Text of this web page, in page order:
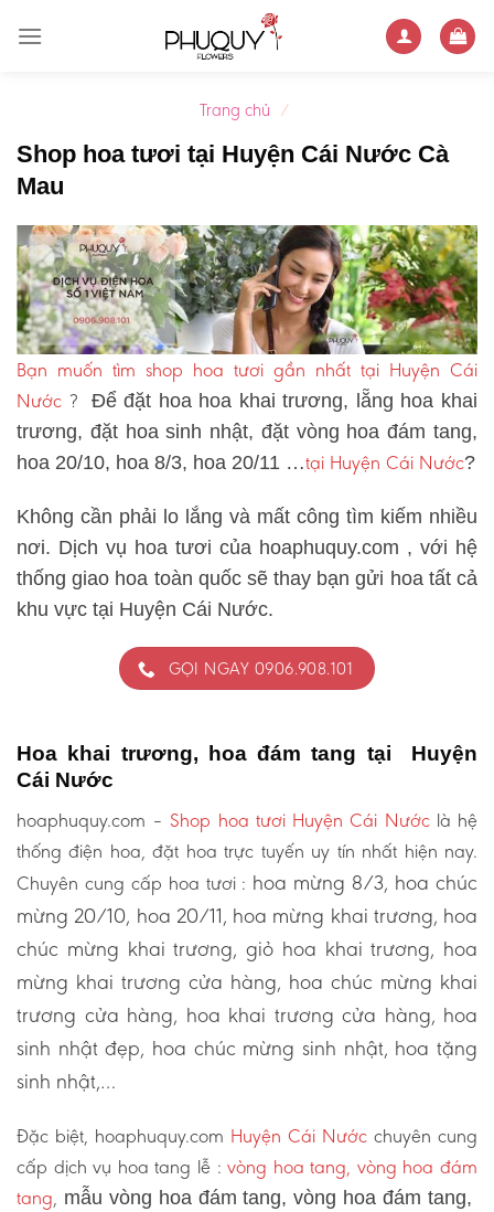
Trang chủ /
Shop hoa tươi tại Huyện Cái Nước Cà
Mau
Bạn muốn tìm shop hoa tươi gần nhất tại Huyện Cái
Nước ?Để đặt hoa hoa khai trương, lẵng hoa khai
trương, đặt hoa sinh nhật, đặt vòng hoa đám tang,
hoa 20/10, hoa 8/3, hoa 20/11 …tại Huyện Cái Nước?
Không cần phải lo lắng và mất công tìm kiếm nhiều
nơi. Dịch vụ hoa tươi của hoaphuquy.com , với hệ
thống giao hoa toàn quốc sẽ thay bạn gửi hoa tất cả
khu vực tại Huyện Cái Nước.
GỌI NGAY 0906.908.101
Hoa khai trương, hoa đám tang tại Huyện
Cái Nước
hoaphuquy.com – Shop hoa tươi Huyện Cái Nướclà hệ
thống điện hoa, đặt hoa trực tuyến uy tín nhất hiện nay.
Chuyên cung cấp hoa tươi : hoa mừng 8/3, hoa chúc
mừng 20/10, hoa 20/11, hoa mừng khai trương, hoa
chúc mừng khai trương, giỏ hoa khai trương, hoa
mừng khai trương cửa hàng, hoa chúc mừng khai
trương cửa hàng, hoa khai trương cửa hàng, hoa
sinh nhật đẹp, hoa chúc mừng sinh nhật, hoa tặng
sinh nhật,…
Đặc biệt, hoaphuquy.com Huyện Cái Nước chuyên cung
cấp dịch vụ hoa tang lễ :vòng hoa tang, vòng hoa đám
tang, mẫu vòng hoa đám tang, vòng hoa đám tang,